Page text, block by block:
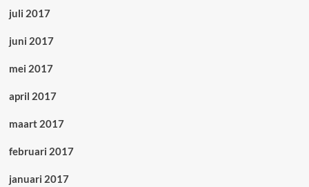
juli 2017
juni 2017
mei 2017
april 2017
maart 2017
februari 2017
januari 2017